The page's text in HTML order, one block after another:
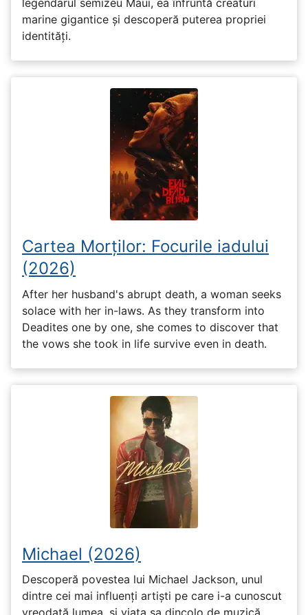
legendarul semizeu Maui, ea înfruntă creaturi
marine gigantice și descoperă puterea propriei
identități.
Cartea Morților: Focurile iadului
(2026)
After her husband's abrupt death, a woman seeks
solace with her in-laws. As they transform into
Deadites one by one, she comes to discover that
the vows she took in life survive even in death.
Michael (2026)
Descoperă povestea lui Michael Jackson, unul
dintre cei mai influenți artiști pe care i-a cunoscut